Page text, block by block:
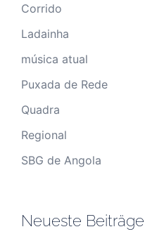
Corrido
Ladainha
música atual
Puxada de Rede
Quadra
Regional
SBG de Angola
Neueste Beiträge